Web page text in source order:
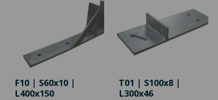
F10 | S60x10 |
L400x150
T01 | S100x8 |
L300x46